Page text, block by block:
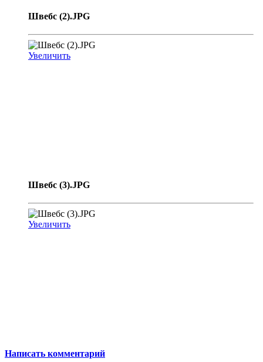
Швебс (2).JPG
Увеличить
Швебс (3).JPG
Увеличить
Написать комментарий